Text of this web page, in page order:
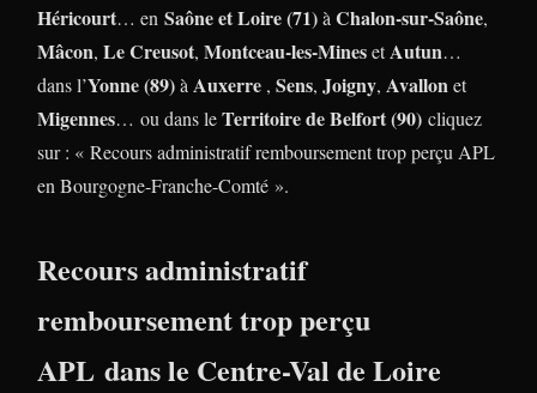
Héricourt… en Saône et Loire (71)àChalon-sur-Saône,
Mâcon, Le Creusot, Montceau-les-MinesetAutun…
dans l’Yonne (89)àAuxerre , Sens, Joigny, Avallonet
Migennes… ou dans leTerritoire de Belfort (90) cliquez
sur : « Recours administratif remboursement trop perçu APL
en Bourgogne-Franche-Comté ».
Recours administratif
remboursement trop perçu
APL dans le Centre-Val de Loire